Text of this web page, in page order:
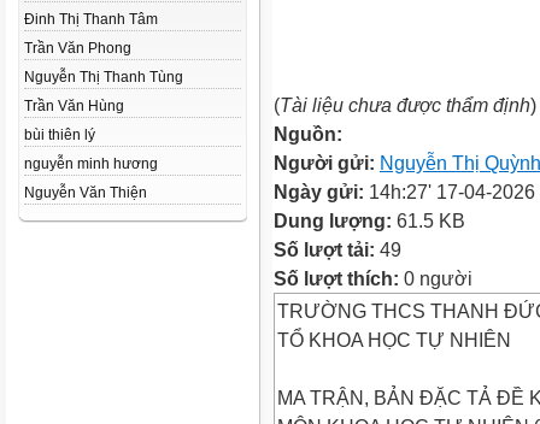
Đinh Thị Thanh Tâm
Trần Văn Phong
Nguyễn Thị Thanh Tùng
Trần Văn Hùng
bùi thiên lý
nguyễn minh hương
Nguyễn Văn Thiện
(Tài liệu chưa được thẩm định)
Nguồn:
Người gửi: Nguyễn Thị Quỳnh
Ngày gửi: 14h:27' 17-04-2026
Dung lượng: 61.5 KB
Số lượt tải: 49
Số lượt thích: 0 người
TRƯỜNG THCS THANH
TỔ KHOA HỌC TỰ NHIÊN
MA TRẬN, BẢN ĐẶC TẢ ĐỀ